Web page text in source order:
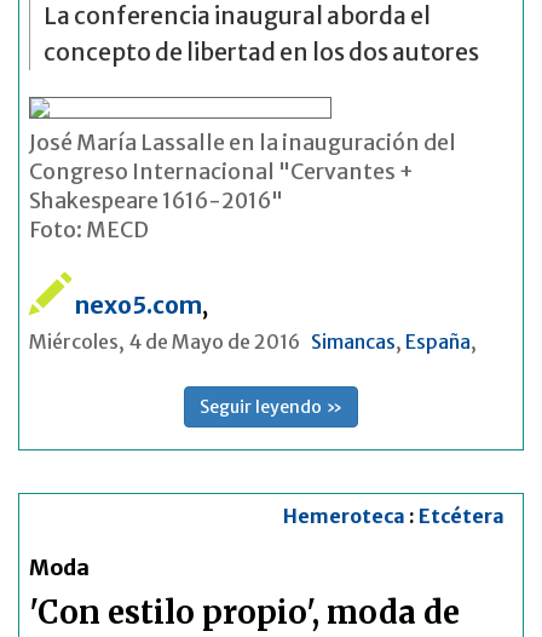
La conferencia inaugural aborda el
concepto de libertad en los dos autores
José María Lassalle en la inauguración del
Congreso Internacional "Cervantes +
Shakespeare 1616-2016"
Foto: MECD
nexo5.com,
Miércoles, 4 de Mayo de 2016 Simancas, España,
Seguir leyendo »
Hemeroteca : Etcétera
Moda
'Con estilo propio', moda de